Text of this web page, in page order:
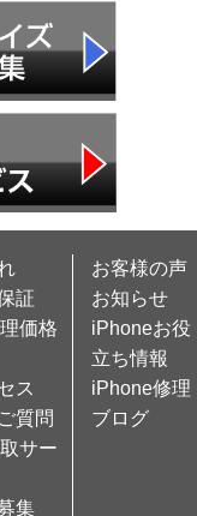
証
価格
ス
質問
サー
集
お客様の声
お知らせ
iPhoneお役
立ち情報
iPhone修理
ブログ